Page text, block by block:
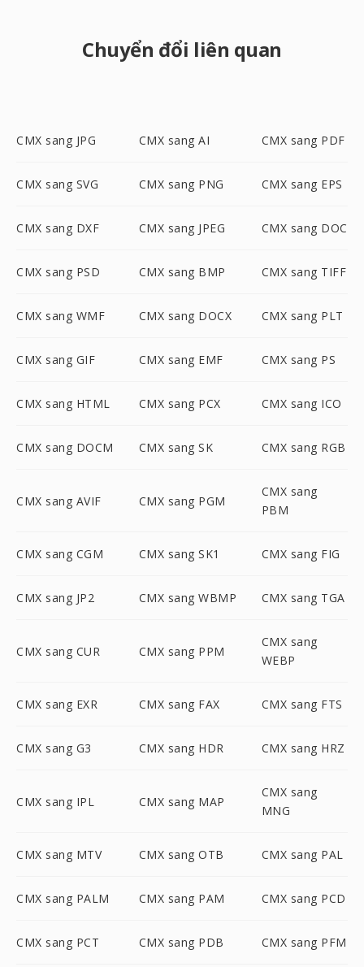
Chuyển đổi liên quan
CMX sang JPG CMX sang AI CMX sang PDF
CMX sang SVG CMX sang PNG CMX sang EPS
CMX sang DXF CMX sang JPEG CMX sang DOC
CMX sang PSD CMX sang BMP CMX sang TIFF
CMX sang WMF CMX sang DOCX CMX sang PLT
CMX sang GIF CMX sang EMF CMX sang PS
CMX sang HTML CMX sang PCX CMX sang ICO
CMX sang DOCM CMX sang SK CMX sang RGB
CMX sang AVIF CMX sang PGM
CMX sang
PBM
CMX sang CGM CMX sang SK1 CMX sang FIG
CMX sang JP2 CMX sang WBMP CMX sang TGA
CMX sang CUR CMX sang PPM
CMX sang
WEBP
CMX sang EXR CMX sang FAX CMX sang FTS
CMX sang G3 CMX sang HDR CMX sang HRZ
CMX sang IPL CMX sang MAP
CMX sang
MNG
CMX sang MTV CMX sang OTB CMX sang PAL
CMX sang PALM CMX sang PAM CMX sang PCD
CMX sang PCT CMX sang PDB CMX sang PFM